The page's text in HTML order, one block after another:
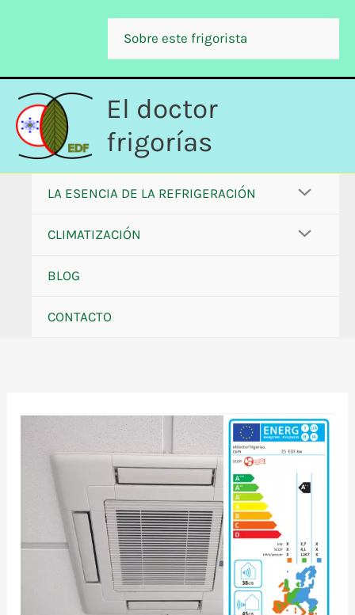
Sobre este frigorista
El doctor
frigorías
LA ESENCIA DE LA REFRIGERACIÓN
CLIMATIZACIÓN
BLOG
CONTACTO